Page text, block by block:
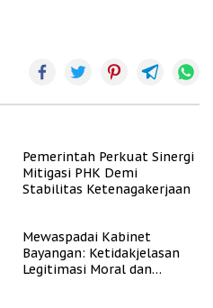
Pemerintah Perkuat Sinergi
Mitigasi PHK Demi
Stabilitas Ketenagakerjaan
Mewaspadai Kabinet
Bayangan: Ketidakjelasan
Legitimasi Moral dan